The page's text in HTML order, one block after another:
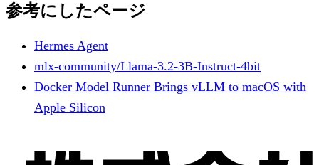
参考にしたページ
Hermes Agent
mlx-community/Llama-3.2-3B-Instruct-4bit
Docker Model Runner Brings vLLM to macOS with
Apple Silicon